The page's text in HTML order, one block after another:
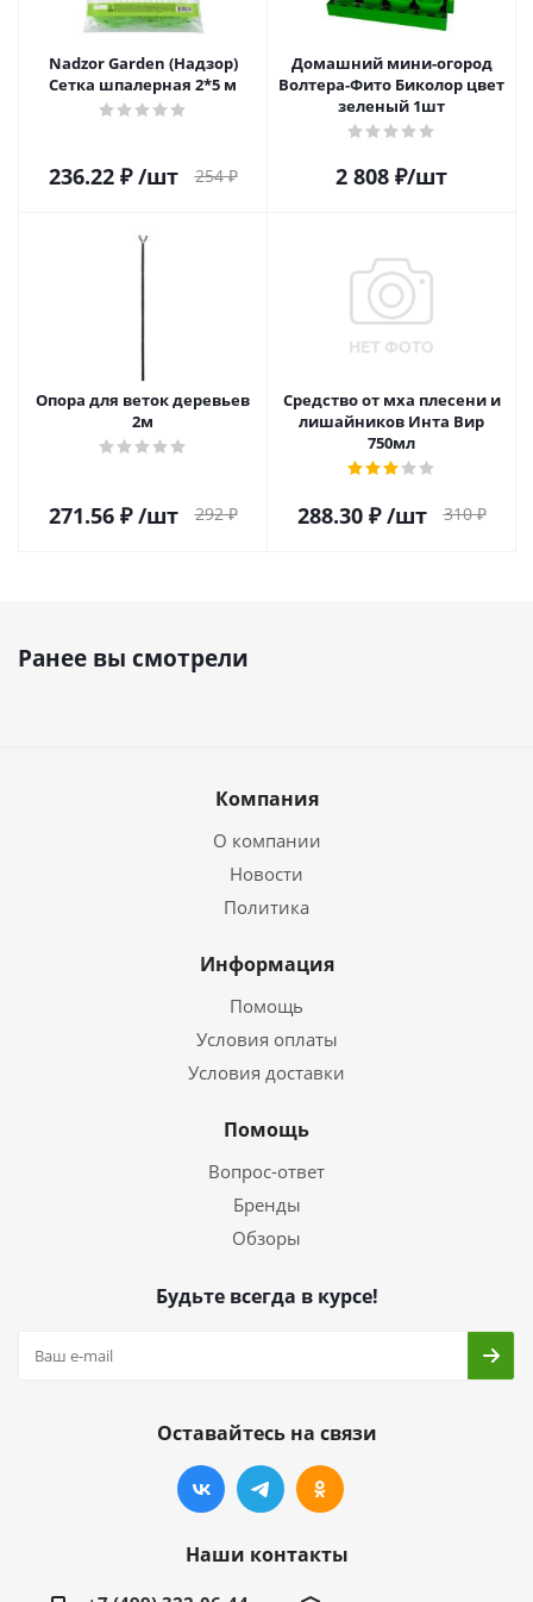
Nadzor Garden (Надзор)
Сетка шпалерная 2*5 м
236.22₽ /шт 254₽
Домашний мини-огород
Волтера-Фито Биколор цвет
зеленый 1шт
2 808 ₽/шт
Опора для веток деревьев
2м
271.56₽ /шт 292₽
Средство от мха плесени и
лишайников Инта Вир
750мл
288.30₽ /шт 310₽
Ранее вы смотрели
Компания
О компании
Новости
Политика
Информация
Помощь
Условия оплаты
Условия доставки
Помощь
Вопрос-ответ
Бренды
Обзоры
Будьте всегда в курсе!
Оставайтесь на связи
Наши контакты